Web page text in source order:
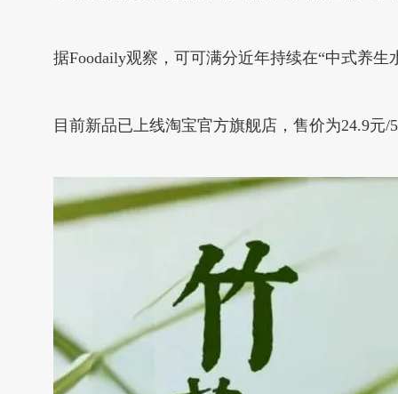
据Foodaily观察，可可满分近年持续在“中式养
目前新品已上线淘宝官方旗舰店，售价为24.9元/